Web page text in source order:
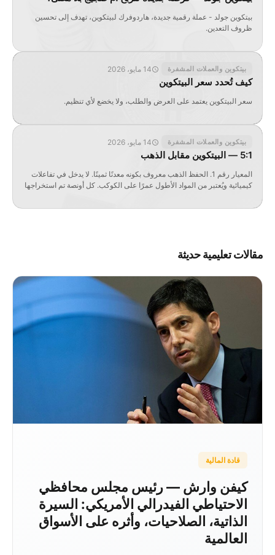
بيتكوين جولد - عملة رقمية جديدة، هاردوفرك لبيتكوين، تهدف إلى تحسين
ظروف التعدين.
بيتكوين والعملات المشفرة 14 مايو، 2026
كيف تُحدد سعر البيتكوين
سعر البيتكوين يعتمد على العرض والطلب، ولا يخضع لأي تنظيم.
بيتكوين والعملات المشفرة 14 مايو، 2026
5:1 — البيتكوين مقابل الذهب
المعيار رقم 1. الحفظ الذهب معروف بكونه معدنًا ثمينًا. لا يدخل في تفاعلات
كيميائية ويُعتبر من المواد الأطول عمرًا على الكوكب. كل أونصة تم استخراجها
في المركبات الفضائية. نظرًا لوجود خطر لاستهداف البيتكوين إذا تحققت
مقالات تعليمية حديثة
قادة المالية
كيفن وارش — رئيس مجلس محافظي
الاحتياطي الفيدرالي الأمريكي: السيرة
الذاتية، الصلاحيات، وأثره على الأسواق
العالمية